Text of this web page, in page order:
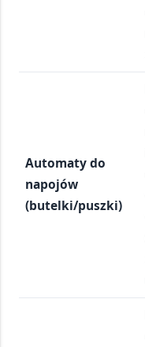
Automaty do
napojów
(butelki/puszki)